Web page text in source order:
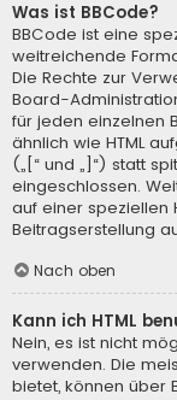
Was ist BBCode?
BBCode ist eine
weitreichende
Die Rechte zur
Board-
für jeden einzelnen
ähnlich wie HTML
(„[“ und „]“) statt
eingeschlossen.
auf einer speziellen
Beitragserstellung
Nach oben
Kann ich HTML
Nein, es ist nicht
verwenden. Die
bietet, können über